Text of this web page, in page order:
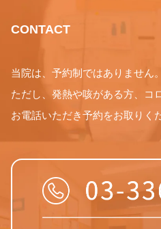
CONTACT
当院は、予約制ではありません。
ただし、発熱や咳がある方、コ
お電話いただき予約をお取りく